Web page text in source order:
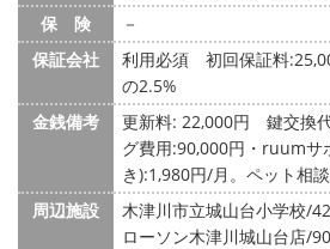
保 険
－
保証会社
利用必須 初回保証料
の2.5%
金銭備考
更新料: 22,000円 鍵交換
グ費用:90,000円・ruumサ
き):1,980円/月。ペット相談
周辺施設
木津川市立城山台小学校/
ローソン木津川城山台店/